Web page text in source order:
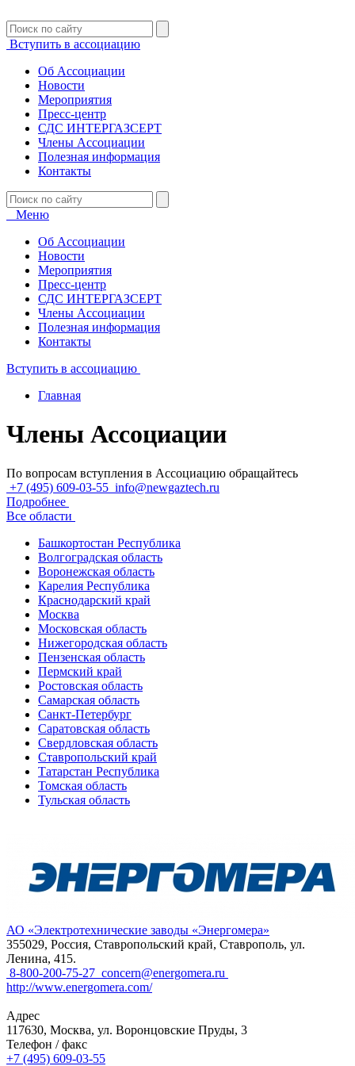
Вступить в ассоциацию
Об Ассоциации
Новости
Мероприятия
Пресс-центр
СДС ИНТЕРГАЗСЕРТ
Члены Ассоциации
Полезная информация
Контакты
Меню
Об Ассоциации
Новости
Мероприятия
Пресс-центр
СДС ИНТЕРГАЗСЕРТ
Члены Ассоциации
Полезная информация
Контакты
Вступить в ассоциацию
Главная
Члены Ассоциации
По вопросам вступления в Ассоциацию обращайтесь
+7 (495) 609-03-55 info@newgaztech.ru
Подробнее
Все области
Башкортостан Республика
Волгоградская область
Воронежская область
Карелия Республика
Краснодарский край
Москва
Московская область
Нижегородская область
Пензенская область
Пермский край
Ростовская область
Самарская область
Санкт-Петербург
Саратовская область
Свердловская область
Ставропольский край
Татарстан Республика
Томская область
Тульская область
АО «Электротехнические заводы «Энергомера»
355029, Россия, Ставропольский край, Ставрополь, ул.
Ленина, 415.
8-800-200-75-27 concern@energomera.ru
http://www.energomera.com/
Адрес
117630, Москва, ул. Воронцовские Пруды, 3
Телефон / факс
+7 (495) 609-03-55